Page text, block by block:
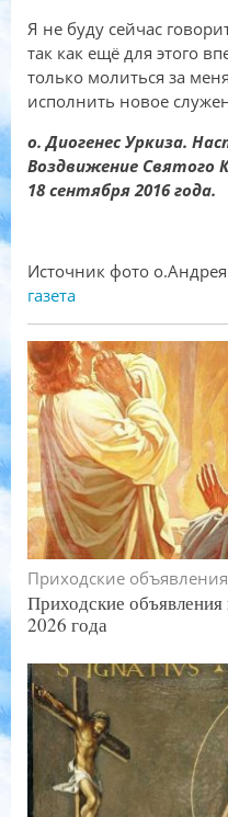
Я не буду сейчас
так как ещё для этого
только молиться за
исполнить новое
о. Диогенес Уркиза.
Воздвижение Святого
18 сентября 2016 года.
Источник фото
газета
Приходские объявления
Приходские
2026 года